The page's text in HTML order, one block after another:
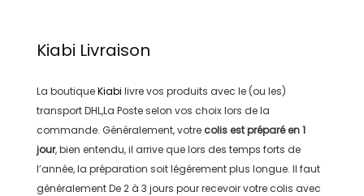
Kiabi Livraison
La boutiqueKiabi livre vos produits avec le (ou les)
transportDHL,La Posteselon vos choix lors de la
commande. Généralement, votre colis est préparé en1
jour, bien entendu, il arrive que lors des temps forts de
l’année, la préparation soit légérement plus longue. Il faut
généralementDe 2 à 3 jours pour recevoir votre colis avec